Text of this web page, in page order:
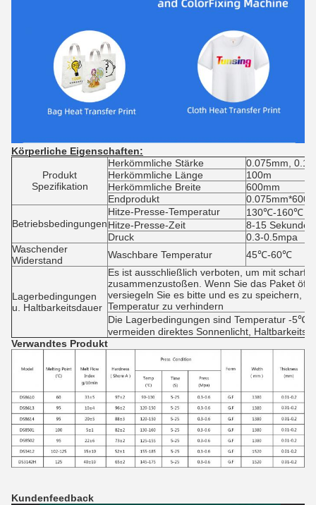
Körperliche Eigenschaften:
Produkt
Spezifikation
Herkömmliche Stärke
0.075mm,
Herkömmliche Länge
100m
Herkömmliche Breite
600mm
Endprodukt
Betriebsbedingungen
Hitze-Presse-Temperatur
130℃-160℃
Hitze-Presse-Zeit
8-15 Sekunden
Druck
0.3-0.5mpa
Waschender
Widerstand
Waschbare Temperatur 45℃-60℃
Lagerbedingungen
u. Haltbarkeitsdauer
Es ist ausschließlich verboten, um mit
zusammenzustoßen. Wenn Sie das Paket
versiegeln Sie es bitte und es zu speichern,
Temperatur zu verhindern
Die Lagerbedingungen sind Temperatur -
vermeiden direktes Sonnenlicht,
Verwandtes Produkt
Kundenfeedback